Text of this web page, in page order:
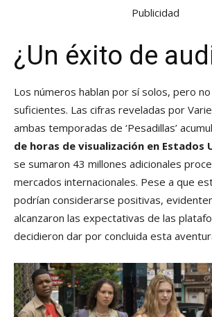
Publicidad
¿Un éxito de
Los números hablan por sí solos, pero
suficientes. Las cifras reveladas por
ambas temporadas de ‘Pesadillas’
de horas de visualización en Estados
se sumaron 43 millones adicionales
mercados internacionales. Pese a que
podrían considerarse positivas,
alcanzaron las expectativas de las
decidieron dar por concluida esta